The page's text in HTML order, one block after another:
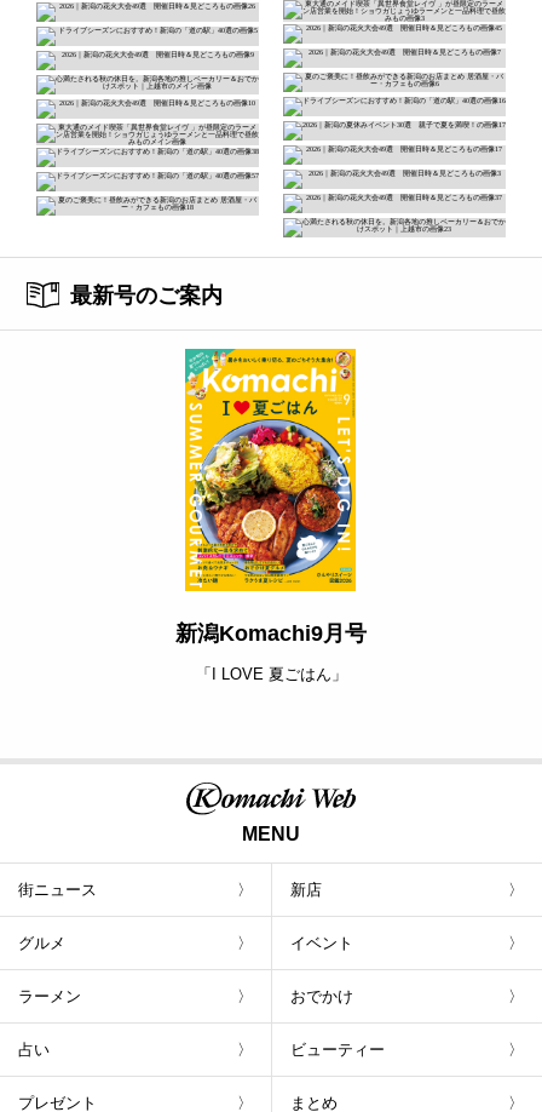
最新号のご案内
新潟Komachi9月号
「I LOVE 夏ごはん」
MENU
街ニュース 新店
グルメ イベント
ラーメン おでかけ
占い ビューティー
プレゼント まとめ